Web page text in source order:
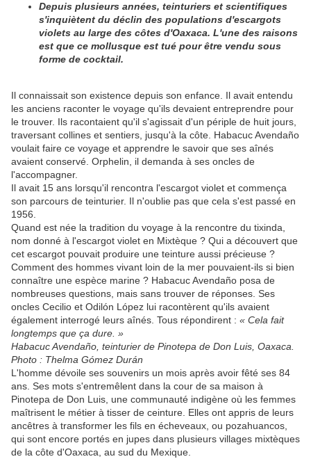
Depuis plusieurs années, teinturiers et scientifiques
s'inquiètent du déclin des populations d'escargots
violets au large des côtes d'Oaxaca. L'une des raisons
est que ce mollusque est tué pour être vendu sous
forme de cocktail.
Il connaissait son existence depuis son enfance. Il avait entendu
les anciens raconter le voyage qu'ils devaient entreprendre pour
le trouver. Ils racontaient qu'il s'agissait d'un périple de huit jours,
traversant collines et sentiers, jusqu'à la côte. Habacuc Avendaño
voulait faire ce voyage et apprendre le savoir que ses aînés
avaient conservé. Orphelin, il demanda à ses oncles de
l'accompagner.
Il avait 15 ans lorsqu'il rencontra l'escargot violet et commença
son parcours de teinturier. Il n'oublie pas que cela s'est passé en
1956.
Quand est née la tradition du voyage à la rencontre du tixinda,
nom donné à l'escargot violet en Mixtèque ? Qui a découvert que
cet escargot pouvait produire une teinture aussi précieuse ?
Comment des hommes vivant loin de la mer pouvaient-ils si bien
connaître une espèce marine ? Habacuc Avendaño posa de
nombreuses questions, mais sans trouver de réponses. Ses
oncles Cecilio et Odilón López lui racontèrent qu'ils avaient
également interrogé leurs aînés. Tous répondirent : « Cela fait
longtemps que ça dure. »
Habacuc Avendaño, teinturier de Pinotepa de Don Luis, Oaxaca.
Photo : Thelma Gómez Durán
L'homme dévoile ses souvenirs un mois après avoir fêté ses 84
ans. Ses mots s'entremêlent dans la cour de sa maison à
Pinotepa de Don Luis, une communauté indigène où les femmes
maîtrisent le métier à tisser de ceinture. Elles ont appris de leurs
ancêtres à transformer les fils en écheveaux, ou pozahuancos,
qui sont encore portés en jupes dans plusieurs villages mixtèques
de la côte d'Oaxaca, au sud du Mexique.